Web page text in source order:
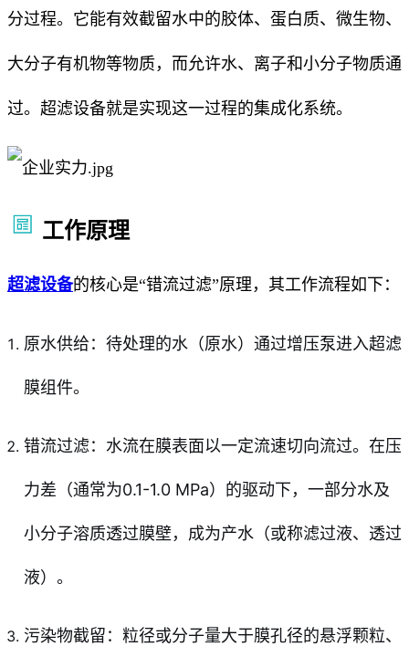
分过程。它能有效截留水中的胶体、蛋白质、微生物、
大分子有机物等物质，而允许水、离子和小分子物质通
过。超滤设备就是实现这一过程的集成化系统。
工作原理
超滤设备的核心是“错流过滤”原理，其工作流程如下：
原水供给：待处理的水（原水）通过增压泵进入超滤
膜组件。
错流过滤：水流在膜表面以一定流速切向流过。在压
力差（通常为0.1-1.0 MPa）的驱动下，一部分水及
小分子溶质透过膜壁，成为产水（或称滤过液、透过
液）。
污染物截留：粒径或分子量大于膜孔径的悬浮颗粒、